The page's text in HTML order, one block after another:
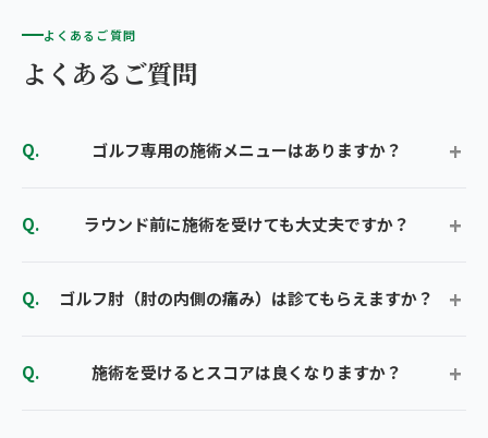
よくあるご質問
よくあるご質問
ゴルフ専用の施術メニューはありますか？
ラウンド前に施術を受けても大丈夫ですか？
ゴルフ肘（肘の内側の痛み）は診てもらえますか？
施術を受けるとスコアは良くなりますか？